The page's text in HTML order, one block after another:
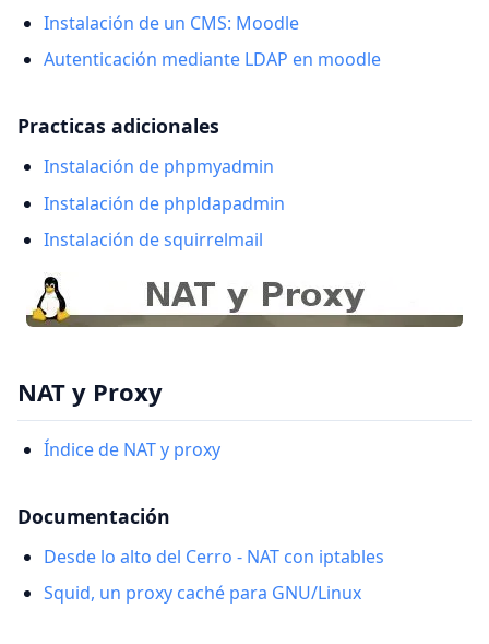
Instalación de un CMS: Moodle
Autenticación mediante LDAP en moodle
Practicas adicionales
Instalación de phpmyadmin
Instalación de phpldapadmin
Instalación de squirrelmail
NAT y Proxy
Índice de NAT y proxy
Documentación
Desde lo alto del Cerro - NAT con iptables
Squid, un proxy caché para GNU/Linux